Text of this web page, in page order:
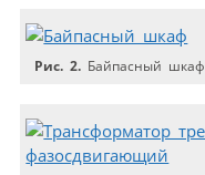
Рис. 2. Байпасный шкаф